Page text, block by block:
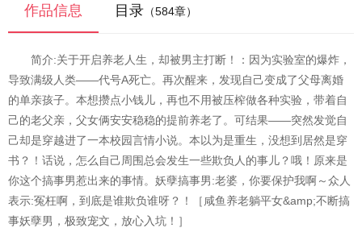
作品信息 目录 （584章）
简介:关于开启养老人生，却被男主打断！：因为实验室的爆炸，
导致满级人类——代号A死亡。再次醒来，发现自己变成了父母离婚
的单亲孩子。本想攒点小钱儿，再也不用被压榨做各种实验，带着自
己的老父亲，父女俩安安稳稳的提前养老了。可结果——突然发觉自
己却是穿越进了一本校园言情小说。本以为是重生，没想到居然是穿
书？！话说，怎么自己周围总会发生一些欺负人的事儿？哦！原来是
你这个搞事男惹出来的事情。妖孽搞事男:老婆，你要保护我啊～众人
表示:冤枉啊，到底是谁欺负谁呀？！［咸鱼养老躺平女&amp;不断搞
事妖孽男，极致宠文，放心入坑！］